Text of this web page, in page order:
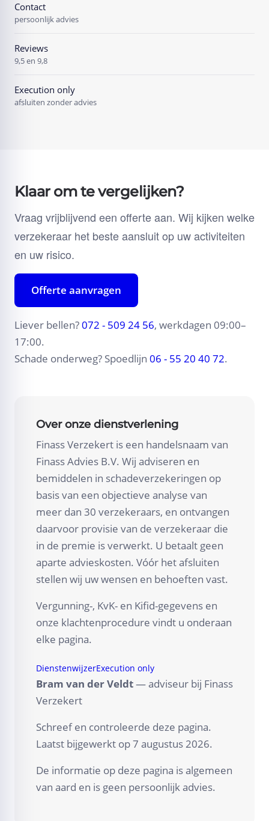
Contact
persoonlijk advies
Reviews
9,5 en 9,8
Execution only
afsluiten zonder advies
Klaar om te vergelijken?
Vraag vrijblijvend een offerte aan. Wij kijken welke
verzekeraar het beste aansluit op uw activiteiten
en uw risico.
Offerte aanvragen
Liever bellen?072 - 509 24 56, werkdagen 09:00–
17:00.
Schade onderweg? Spoedlijn 06 - 55 20 40 72.
Over onze dienstverlening
Finass Verzekert is een handelsnaam van
Finass Advies B.V. Wij adviseren en
bemiddelen in schadeverzekeringen op
basis van een objectieve analyse van
meer dan 30 verzekeraars, en ontvangen
daarvoor provisie van de verzekeraar die
in de premie is verwerkt. U betaalt geen
aparte advieskosten. Vóór het afsluiten
stellen wij uw wensen en behoeften vast.
Vergunning-, KvK- en Kifid-gegevens en
onze klachtenprocedure vindt u onderaan
elke pagina.
DienstenwijzerExecution only
Bram van der Veldt— adviseur bij Finass
Verzekert
Schreef en controleerde deze pagina.
Laatst bijgewerkt op7 augustus 2026.
De informatie op deze pagina is algemeen
van aard en is geen persoonlijk advies.